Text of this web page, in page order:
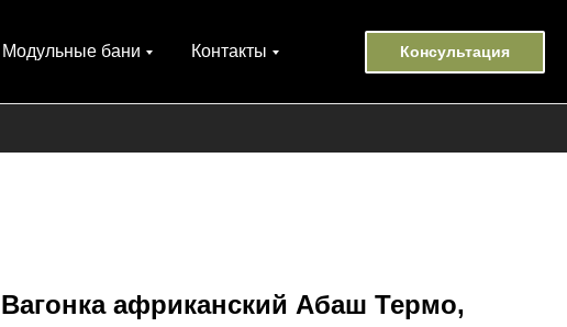
Модульные бани Контакты Консультация
Вагонка африканский Абаш Термо,